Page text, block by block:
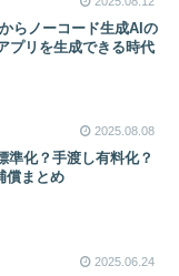
らノーコード生成AIの
プリを生成できる時代
2025.08.08
準化？手渡し有料化？
償まとめ
2025.06.24